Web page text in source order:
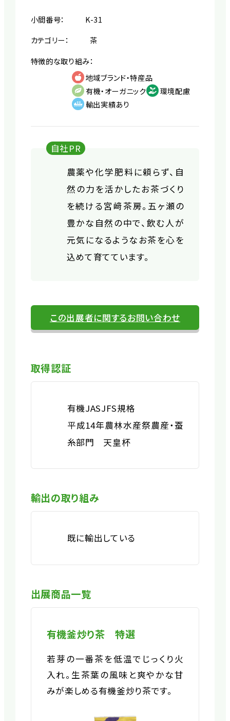
小間番号：
K-31
カテゴリー：
茶
特徴的な取り組み：
地域ブランド・特産品
有機・オーガニック
環境配慮
輸出実績あり
自社PR
農薬や化学肥料に頼らず、自
然の力を活かしたお茶づくり
を続ける宮﨑茶房。五ヶ瀬の
豊かな自然の中で、飲む人が
元気になるようなお茶を心を
込めて育てています。
この出展者に関するお問い合わせ
取得認証
有機JASJFS規格
平成14年農林水産祭農産・蚕
糸部門 天皇杯
輸出の取り組み
既に輸出している
出展商品一覧
有機釜炒り茶 特選
若芽の一番茶を低温でじっくり火
入れ。生茶葉の風味と爽やかな甘
みが楽しめる有機釜炒り茶です。